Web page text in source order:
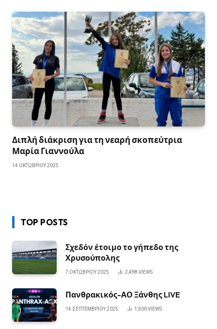
Διπλή διάκριση για τη νεαρή σκοπεύτρια
Μαρία Γιαννούλα
14 ΟΚΤΩΒΡΊΟΥ 2025
TOP POSTS
Σχεδόν έτοιμο το γήπεδο της
Χρυσούπολης
7 ΟΚΤΩΒΡΊΟΥ 2025 2,498 VIEWS
Πανθρακικός-ΑΟ Ξάνθης LIVE
14 ΣΕΠΤΕΜΒΡΊΟΥ 2025 1,300VIEWS